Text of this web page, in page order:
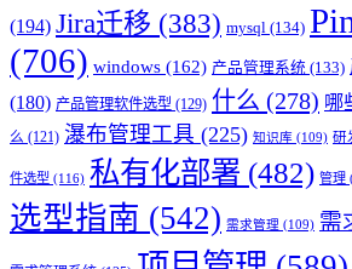
(194) Jira迁移 (383) mysql (134)
(706) windows (162) 产品管理系统 (133)
(180) 产品管理软件选型 (129) 什么 (278) 哪
么 (121) 瀑布管理工具 (225) 知识库 (109) 研
件选型 (116) 私有化部署 (482) 管理
选型指南 (542) 需求管理 (109) 需